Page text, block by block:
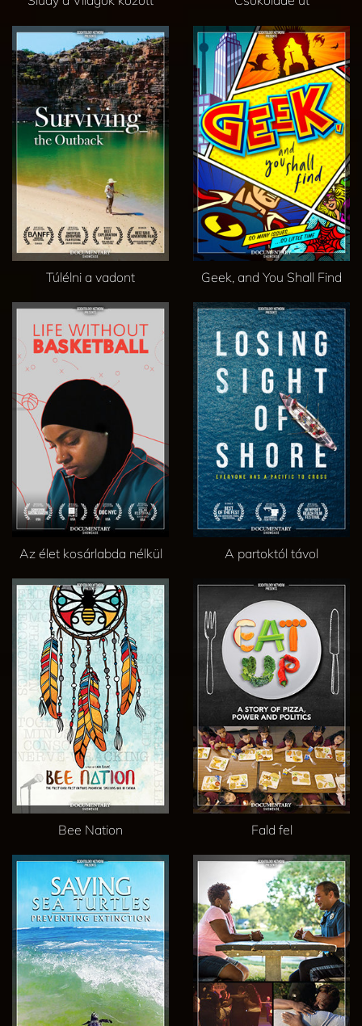
Túlélni a vadont Geek, and You Shall Find
Az élet kosárlabda nélkül A partoktól távol
Bee Nation Fald fel